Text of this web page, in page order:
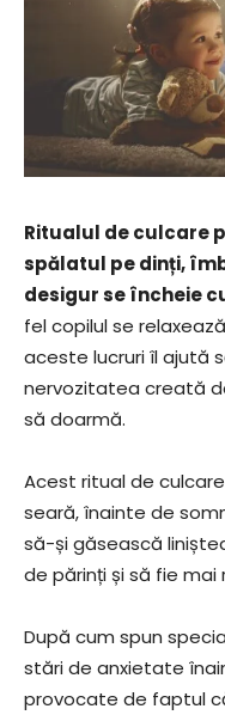
Ritualul de culcare
spălatul pe dinți,
desigur se încheie
fel copilul se
aceste lucruri îl ajută
nervozitatea creată
să doarmă.
Acest ritual de
seară, înainte de
să-și găsească
de părinți și să fie mai
După cum spun
stări de anxietate
provocate de faptul